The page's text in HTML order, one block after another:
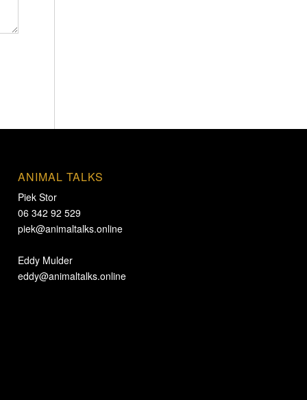
ANIMAL TALKS
Piek Stor
06 342 92 529
piek@animaltalks.online
Eddy Mulder
eddy@animaltalks.online